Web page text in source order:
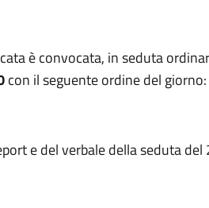
è convocata, in seduta
con il seguente ordine del giorno:
e del verbale della seduta